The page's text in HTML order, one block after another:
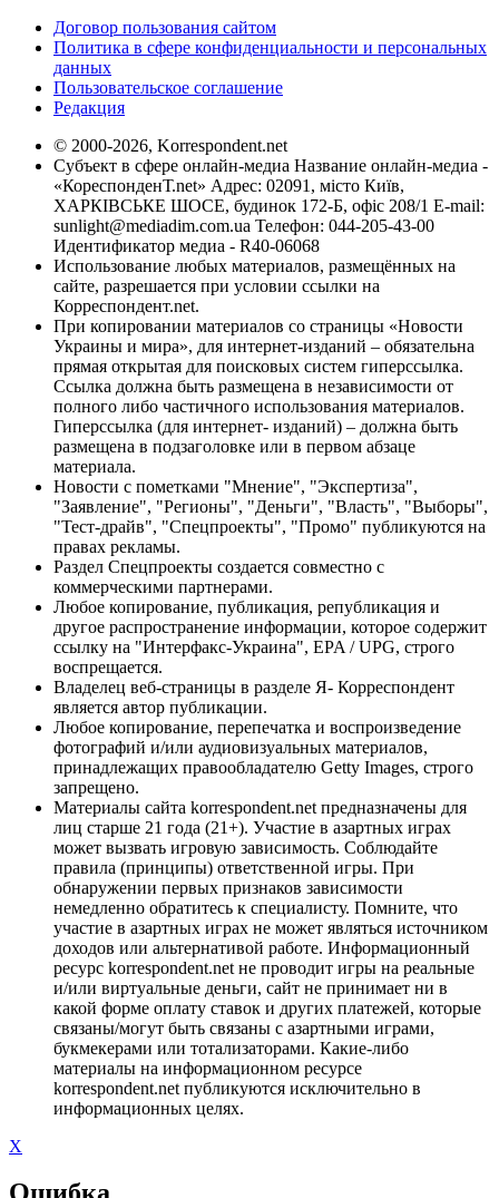
Договор пользования сайтом
Политика в сфере конфиденциальности и персональных
данных
Пользовательское соглашение
Редакция
© 2000-2026, Korrespondent.net
Субъект в сфере онлайн-медиа Название онлайн-медиа -
«КореспонденТ.net» Адрес: 02091, місто Київ,
ХАРКІВСЬКЕ ШОСЕ, будинок 172-Б, офіс 208/1 E-mail:
sunlight@mediadim.com.ua Телефон: 044-205-43-00
Идентификатор медиа - R40-06068
Использование любых материалов, размещённых на
сайте, разрешается при условии ссылки на
Корреспондент.net.
При копировании материалов со страницы «Новости
Украины и мира», для интернет-изданий – обязательна
прямая открытая для поисковых систем гиперссылка.
Ссылка должна быть размещена в независимости от
полного либо частичного использования материалов.
Гиперссылка (для интернет- изданий) – должна быть
размещена в подзаголовке или в первом абзаце
материала.
Новости с пометками "Мнение", "Экспертиза",
"Заявление", "Регионы", "Деньги", "Власть", "Выборы",
"Тест-драйв", "Спецпроекты", "Промо" публикуются на
правах рекламы.
Раздел Спецпроекты создается совместно с
коммерческими партнерами.
Любое копирование, публикация, републикация и
другое распространение информации, которое содержит
ссылку на "Интерфакс-Украина", EPA / UPG, строго
воспрещается.
Владелец веб-страницы в разделе Я- Корреспондент
является автор публикации.
Любое копирование, перепечатка и воспроизведение
фотографий и/или аудиовизуальных материалов,
принадлежащих правообладателю Getty Images, строго
запрещено.
Материалы сайта korrespondent.net предназначены для
лиц старше 21 года (21+). Участие в азартных играх
может вызвать игровую зависимость. Соблюдайте
правила (принципы) ответственной игры. При
обнаружении первых признаков зависимости
немедленно обратитесь к специалисту. Помните, что
участие в азартных играх не может являться источником
доходов или альтернативой работе. Информационный
ресурс korrespondent.net не проводит игры на реальные
и/или виртуальные деньги, сайт не принимает ни в
какой форме оплату ставок и других платежей, которые
связаны/могут быть связаны с азартными играми,
букмекерами или тотализаторами. Какие-либо
материалы на информационном ресурсе
korrespondent.net публикуются исключительно в
информационных целях.
X